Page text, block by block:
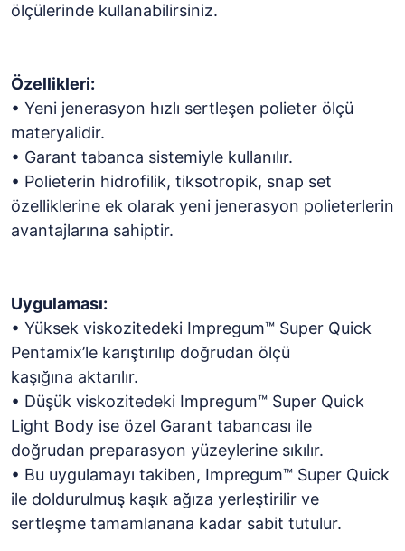
ölçülerinde kullanabilirsiniz.
Özellikleri:
• Yeni jenerasyon hızlı sertleşen polieter ölçü
materyalidir.
• Garant tabanca sistemiyle kullanılır.
• Polieterin hidrofilik, tiksotropik, snap set
özelliklerine ek olarak yeni jenerasyon polieterlerin
avantajlarına sahiptir.
Uygulaması:
• Yüksek viskozitedeki Impregum™ Super Quick
Pentamix’le karıştırılıp doğrudan ölçü
kaşığına aktarılır.
• Düşük viskozitedeki Impregum™ Super Quick
Light Body ise özel Garant tabancası ile
doğrudan preparasyon yüzeylerine sıkılır.
• Bu uygulamayı takiben, Impregum™ Super Quick
ile doldurulmuş kaşık ağıza yerleştirilir ve
sertleşme tamamlanana kadar sabit tutulur.